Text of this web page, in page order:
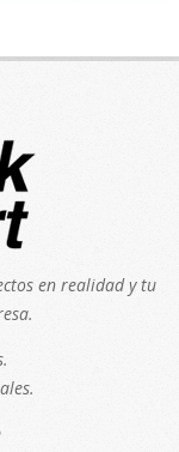
en realidad y tu